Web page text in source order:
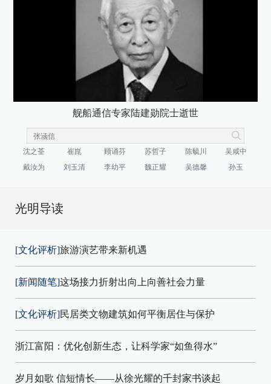
舰船通信专家陆建勋院士逝世
沈之荃 崔崑 顾诵芬 苏哲子 陈毓川
吴咸中
戴汝为
刘玉清 李幼平 魏正耀 吴德馨 孙玉
光明导读
[文化评析]旅游演艺带来新机遇
[新闻随笔]这场接力折射出向上向善社会力量
[文化评析]民居类文物建筑如何平衡居住与保护
浙江富阳：优化创新生态，让科学家“如鱼得水”
岁月如歌 信短情长——从徐光耀的千封家书谈起